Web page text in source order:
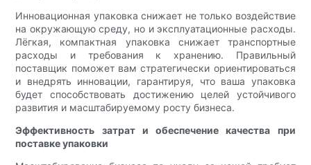
Инновационная упаковка снижает не только воздействие
на окружающую среду, но и эксплуатационные расходы.
Лёгкая, компактная упаковка снижает транспортные
расходы и требования к хранению. Правильный
поставщик поможет вам стратегически ориентироваться
и внедрять инновации, гарантируя, что ваша упаковка
будет способствовать достижению целей устойчивого
развития и масштабируемому росту бизнеса.
Эффективность затрат и обеспечение качества при
поставке упаковки